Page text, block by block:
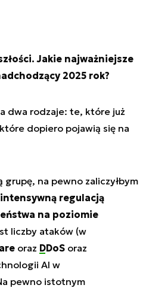
Jakie najważniejsze
2025 rok?
dwa rodzaje: te, które już
dopiero pojawią się na
na pewno zaliczyłbym
intensywną regulacją
na poziomie
liczby ataków (w
oraz DDoS oraz
AI w
pewno istotnym